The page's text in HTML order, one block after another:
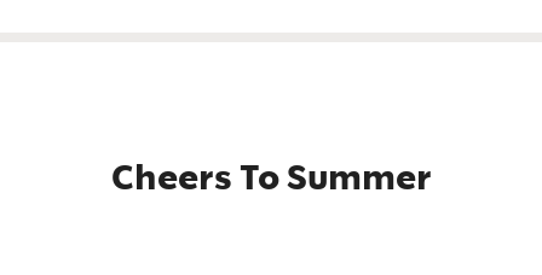
Cheers To Summer